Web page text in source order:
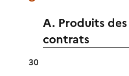
A. Produits
contrats
30